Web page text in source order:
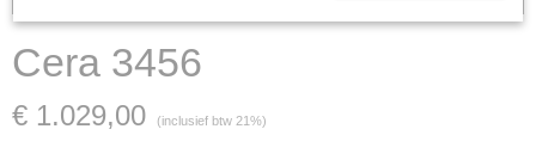
Cera 3456
€ 1.029,00 (inclusief btw 21%)